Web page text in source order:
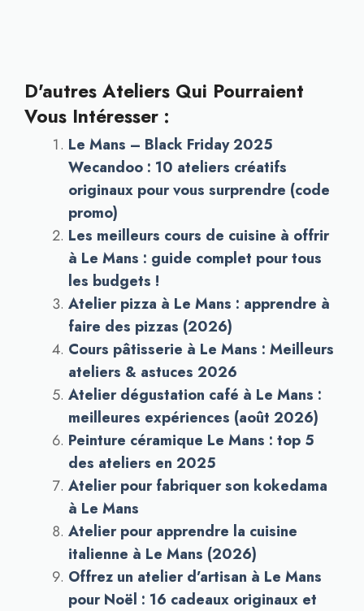
D'autres Ateliers Qui Pourraient
Vous Intéresser :
Le Mans – Black Friday 2025
Wecandoo : 10 ateliers créatifs
originaux pour vous surprendre (code
promo)
Les meilleurs cours de cuisine à offrir
à Le Mans : guide complet pour tous
les budgets !
Atelier pizza à Le Mans : apprendre à
faire des pizzas (2026)
Cours pâtisserie à Le Mans : Meilleurs
ateliers & astuces 2026
Atelier dégustation café à Le Mans :
meilleures expériences (août 2026)
Peinture céramique Le Mans : top 5
des ateliers en 2025
Atelier pour fabriquer son kokedama
à Le Mans
Atelier pour apprendre la cuisine
italienne à Le Mans (2026)
Offrez un atelier d’artisan à Le Mans
pour Noël : 16 cadeaux originaux et